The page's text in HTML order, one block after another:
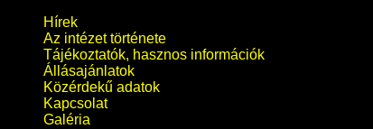
Hírek
Az intézet története
Tájékoztatók, hasznos információk
Állásajánlatok
Közérdekű adatok
Kapcsolat
Galéria